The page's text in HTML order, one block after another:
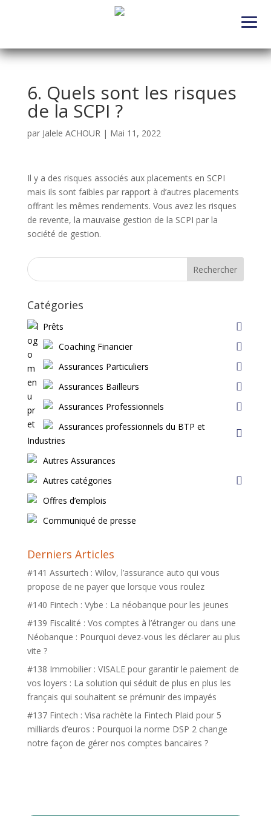
6. Quels sont les risques
de la SCPI ?
par Jalele ACHOUR| Mai 11, 2022
Il y a des risques associés aux placements en SCPI
mais ils sont faibles par rapport à d’autres placements
offrant les mêmes rendements. Vous avez les risques
de revente, la mauvaise gestion de la SCPI par la
société de gestion.
Rechercher
Catégories
Prêts
Coaching Financier
Assurances Particuliers
Assurances Bailleurs
Assurances Professionnels
Assurances professionnels du BTP et
Industries
Autres Assurances
Autres catégories
Offres d’emplois
Communiqué de presse
Derniers Articles
#141 Assurtech : Wilov, l’assurance auto qui vous
propose de ne payer que lorsque vous roulez
#140 Fintech : Vybe : La néobanque pour les jeunes
#139 Fiscalité : Vos comptes à l’étranger ou dans une
Néobanque : Pourquoi devez-vous les déclarer au plus
vite ?
#138 Immobilier : VISALE pour garantir le paiement de
vos loyers : La solution qui séduit de plus en plus les
français qui souhaitent se prémunir des impayés
#137 Fintech : Visa rachète la Fintech Plaid pour 5
milliards d’euros : Pourquoi la norme DSP 2 change
notre façon de gérer nos comptes bancaires ?